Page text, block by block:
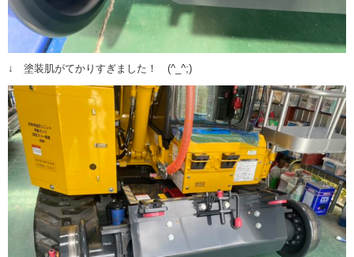
↓ 塗装肌がてかりすぎました！ (^_^;)